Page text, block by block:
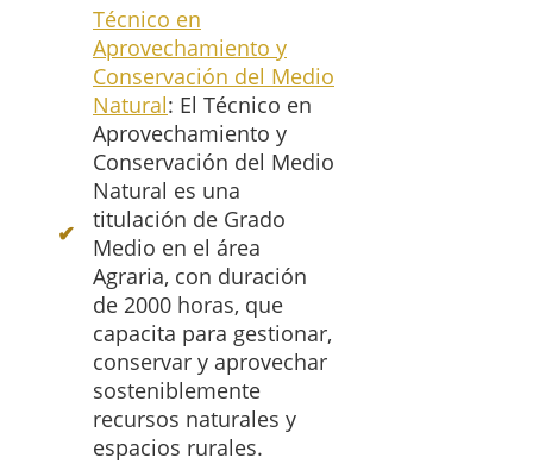
Técnico en
Aprovechamiento y
Conservación del Medio
Natural: El Técnico en
Aprovechamiento y
Conservación del Medio
Natural es una
titulación de Grado
Medio en el área
Agraria, con duración
de 2000 horas, que
capacita para gestionar,
conservar y aprovechar
sosteniblemente
recursos naturales y
espacios rurales.